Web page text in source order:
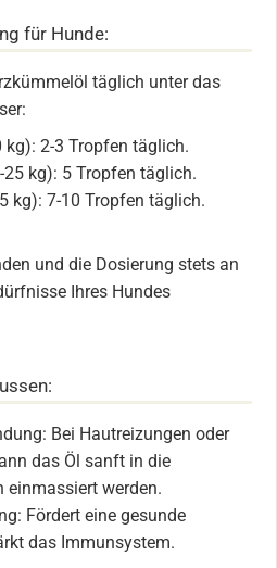
für Hunde:
täglich unter das
kg): 2-3 Tropfen täglich.
kg): 5 Tropfen täglich.
kg): 7-10 Tropfen täglich.
und die Dosierung stets an
Ihres Hundes
Bei Hautreizungen oder
das Öl sanft in die
einmassiert werden.
Fördert eine gesunde
das Immunsystem.